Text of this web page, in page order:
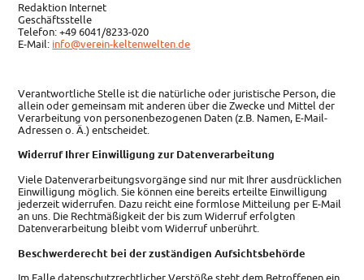
Redaktion Internet
Geschäftsstelle
Telefon: +49 6041/8233-020
E-Mail: info@verein-keltenwelten.de
Verantwortliche Stelle ist die natürliche oder juristische Person, die
allein oder gemeinsam mit anderen über die Zwecke und Mittel der
Verarbeitung von personenbezogenen Daten (z.B. Namen, E-Mail-
Adressen o. Ä.) entscheidet.
Widerruf Ihrer Einwilligung zur Datenverarbeitung
Viele Datenverarbeitungsvorgänge sind nur mit Ihrer ausdrücklichen
Einwilligung möglich. Sie können eine bereits erteilte Einwilligung
jederzeit widerrufen. Dazu reicht eine formlose Mitteilung per E-Mail
an uns. Die Rechtmäßigkeit der bis zum Widerruf erfolgten
Datenverarbeitung bleibt vom Widerruf unberührt.
Beschwerderecht bei der zuständigen Aufsichtsbehörde